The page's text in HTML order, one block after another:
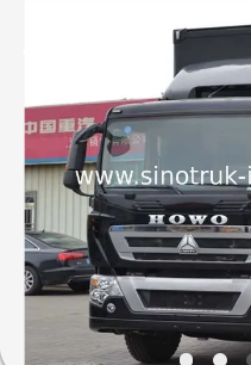
집
제
품
우
CO.,
Reserved.